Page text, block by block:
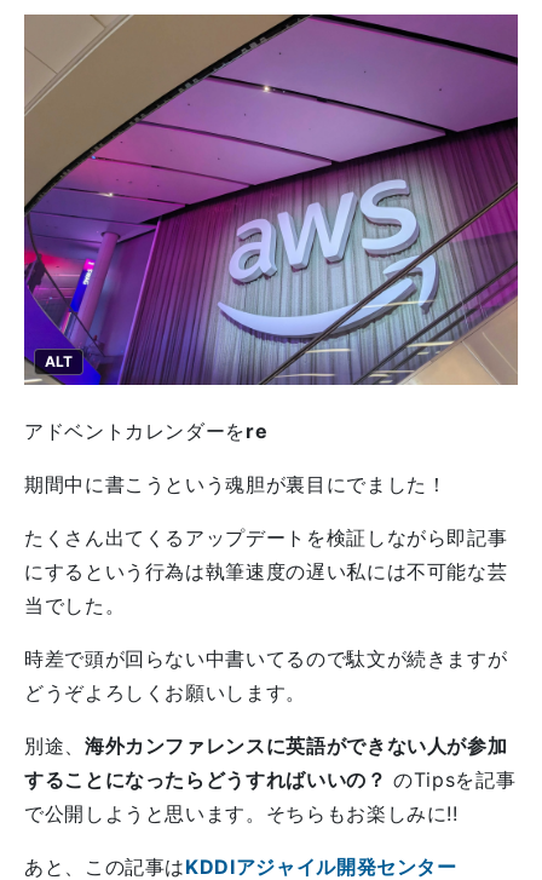
ALT
アドベントカレンダーをre
期間中に書こうという魂胆が裏目にでました！
たくさん出てくるアップデートを検証しながら即記事
にするという行為は執筆速度の遅い私には不可能な芸
当でした。
時差で頭が回らない中書いてるので駄文が続きますが
どうぞよろしくお願いします。
別途、 海外カンファレンスに英語ができない人が参加
することになったらどうすればいいの？ のTipsを記事
で公開しようと思います。そちらもお楽しみに!!
あと、この記事はKDDIアジャイル開発センター